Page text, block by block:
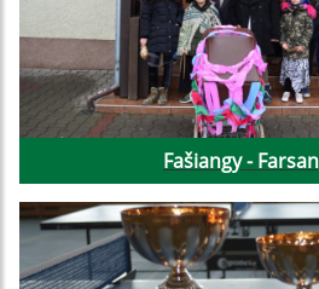
Fašiangy -